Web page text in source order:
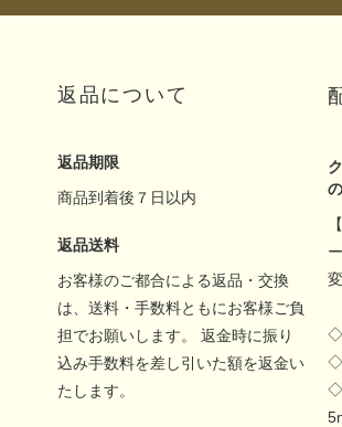
返品について
返品期限
商品到着後７日以内
返品送料
お客様のご都合による返品・交換
は、送料・手数料ともにお客様ご負
担でお願いします。 返金時に振り
込み手数料を差し引いた額を返金い
たします。
◇
◇
◇